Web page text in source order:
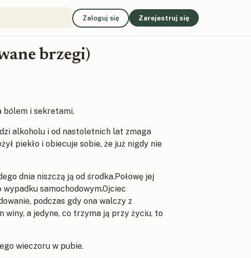
Zaloguj się Zarejestruj się
brzegi)
bólem i sekretami.
alkoholu i od nastoletnich lat zmaga
piekło i obiecuje sobie, że już nigdy nie
dnia niszczą ją od środka.Połowę jej
samochodowym.Ojciec
podczas gdy ona walczy z
winy, a jedyne, co trzyma ją przy życiu, to
wieczoru w pubie.